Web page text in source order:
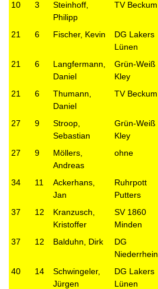
10
3
Steinhoff,
Philipp
TV Beckum
21 6 Fischer, Kevin
DG Lakers
Lünen
21 6
Langfermann,
Daniel
Grün-Weiß
Kley
21 6
Thumann,
Daniel
TV Beckum
27 9
Stroop,
Sebastian
Grün-Weiß
Kley
27 9
Möllers,
Andreas
ohne
34 11
Ackerhans,
Jan
Ruhrpott
Putters
37 12
Kranzusch,
Kristoffer
SV 1860
Minden
37 12 Balduhn, Dirk
DG
Niederrhein
40 14
Schwingeler,
Jürgen
DG Lakers
Lünen